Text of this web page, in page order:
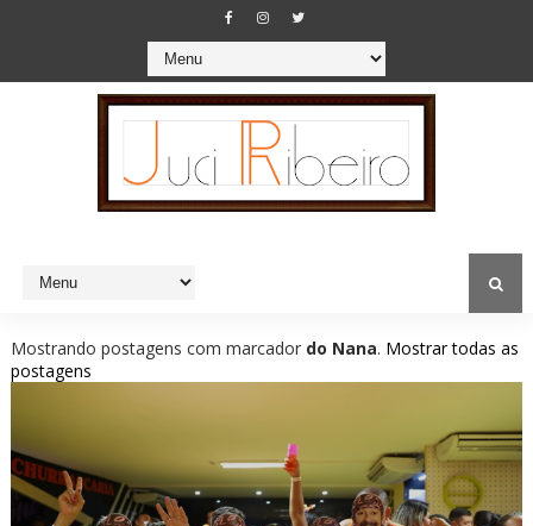
Mostrando postagens com marcador do Nana. Mostrar todas as
postagens